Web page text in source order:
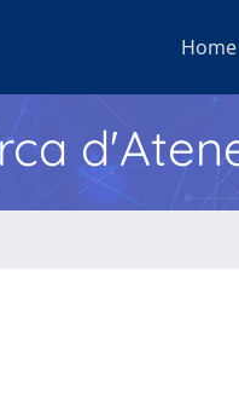
Home